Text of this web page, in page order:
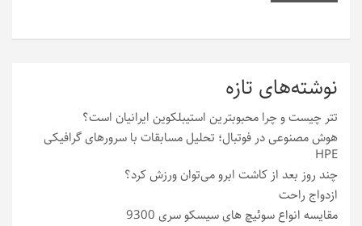
نوشته‌های تازه
تتر چیست و چرا محبوبترین استیبلکوین ایرانیان است؟
هوش مصنوعی در فوتبال؛ تحلیل مسابقات با سرورهای گرافیکی
HPE
چند روز بعد از کاشت ابرو می‌توان ورزش کرد؟
ازدواج راحت
مقایسه انواع سوئیچ های سیسکو سری 9300